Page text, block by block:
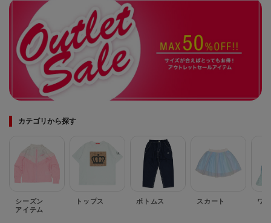
カテゴリから探す
シーズン
アイテム
トップス ボトムス スカート ワ